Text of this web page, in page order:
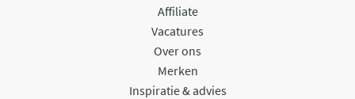
Affiliate
Vacatures
Over ons
Merken
Inspiratie & advies